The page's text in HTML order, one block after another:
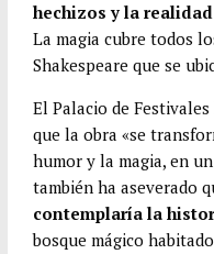
hechizos y la
La magia cubre todos
Shakespeare que se
El Palacio de
que la obra «se
humor y la magia, en
también ha aseverado
contemplaría la
bosque mágico